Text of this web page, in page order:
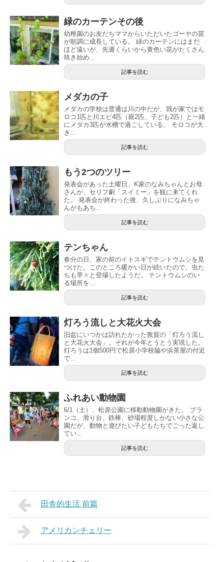
緑のカーテンその後
幼稚園のお友だちママからいただいたゴーヤの苗
が順調に成長している。 緑のカーテンにはまだ
ほど遠いが、先週くらいから黄色い花がたくさん
咲き始め...
記事を読む
メダカの子
メダカの学校は普通は川の中だが、我が家ではモ
ロコ1匹と川エビ4匹（親2匹、子ども2匹）と一緒
にメダカ3匹が水槽で過ごしている。 モロコが大
き...
記事を読む
もう2つのツリー
発表会があった土曜日、K家のなみちゃんとお母
さんが、セリフ劇「スイミー」を観に来てくれ
た。 発表会が終わった後、久しぶりになみちゃ
んがもあち...
記事を読む
テンちゃん
春分の日、家の前のイトスギでテントウムシを見
つけた。このところ暖かい日が続いたので、虫た
ちも早々と登場したようだ。 テントウムシのい
る場所を...
記事を読む
灯ろう流しと大花火大会
旧盆にいつかは訪れたかった敦賀の「灯ろう流し
と大花火大会」。それが今年とうとう実現した。
灯ろうは1個500円で松原小学校脇や浜茶屋の付近
で...
記事を読む
ふれあい動物園
6/1（土）、松原公園に移動動物園がきた。 ブラ
ンコ、滑り台、鉄棒、砂場程度しかない小さな公
園だが、動物と遊びたい子どもたちでごった返し
てい...
記事を読む
田舎的生活 前篇
アメリカンチェリー